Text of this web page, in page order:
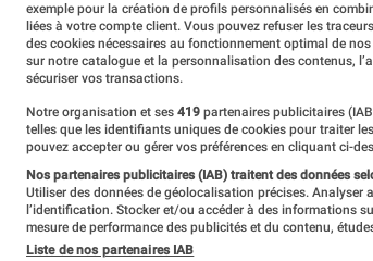
Agathe Renac
exemple pour la création de profils personnalisés en
liées à votre compte client. Vous pouvez refuser les
des cookies nécessaires au fonctionnement optimal de
sur notre catalogue et la personnalisation des contenus,
sécuriser vos transactions.
Notre organisation et ses 419 partenaires publicitaires
telles que les identifiants uniques de cookies pour traiter
pouvez accepter ou gérer vos préférences en cliquant ci-
Nos partenaires publicitaires (IAB) traitent des données
Utiliser des données de géolocalisation précises. Analyser
l’identification. Stocker et/ou accéder à des informations
mesure de performance des publicités et du contenu,
Liste de nos partenaires IAB